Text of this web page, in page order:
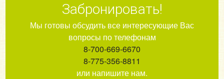
Забронировать!
Мы готовы обсудить все интересующие Вас
вопросы по телефонам
8-700-669-6670
8-775-356-8811
или напишите нам.